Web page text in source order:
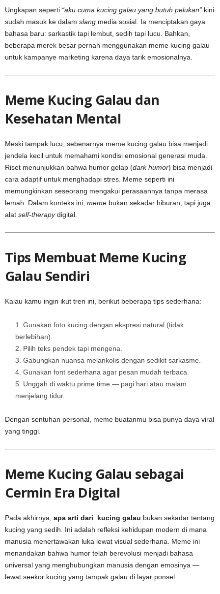
Ungkapan seperti “aku cuma kucing galau yang butuh pelukan” kini
sudah masuk ke dalam slang media sosial. Ia menciptakan gaya
bahasa baru: sarkastik tapi lembut, sedih tapi lucu. Bahkan,
beberapa merek besar pernah menggunakan meme kucing galau
untuk kampanye marketing karena daya tarik emosionalnya.
Meme Kucing Galau dan
Kesehatan Mental
Meski tampak lucu, sebenarnya meme kucing galau bisa menjadi
jendela kecil untuk memahami kondisi emosional generasi muda.
Riset menunjukkan bahwa humor gelap (dark humor) bisa menjadi
cara adaptif untuk menghadapi stres. Meme seperti ini
memungkinkan seseorang mengakui perasaannya tanpa merasa
lemah. Dalam konteks ini, meme bukan sekadar hiburan, tapi juga
alat self-therapydigital.
Tips Membuat Meme Kucing
Galau Sendiri
Kalau kamu ingin ikut tren ini, berikut beberapa tips sederhana:
Gunakan foto kucing dengan ekspresi natural (tidak
berlebihan).
Pilih teks pendek tapi mengena.
Gabungkan nuansa melankolis dengan sedikit sarkasme.
Gunakan font sederhana agar pesan mudah terbaca.
Unggah di waktu prime time — pagi hari atau malam
menjelang tidur.
Dengan sentuhan personal, meme buatanmu bisa punya daya viral
yang tinggi.
Meme Kucing Galau sebagai
Cermin Era Digital
Pada akhirnya, apa arti dari kucing galau bukan sekadar tentang
kucing yang sedih. Ini adalah refleksi kehidupan modern di mana
manusia menertawakan luka lewat visual sederhana. Meme ini
menandakan bahwa humor telah berevolusi menjadi bahasa
universal yang menghubungkan manusia dengan emosinya —
lewat seekor kucing yang tampak galau di layar ponsel.